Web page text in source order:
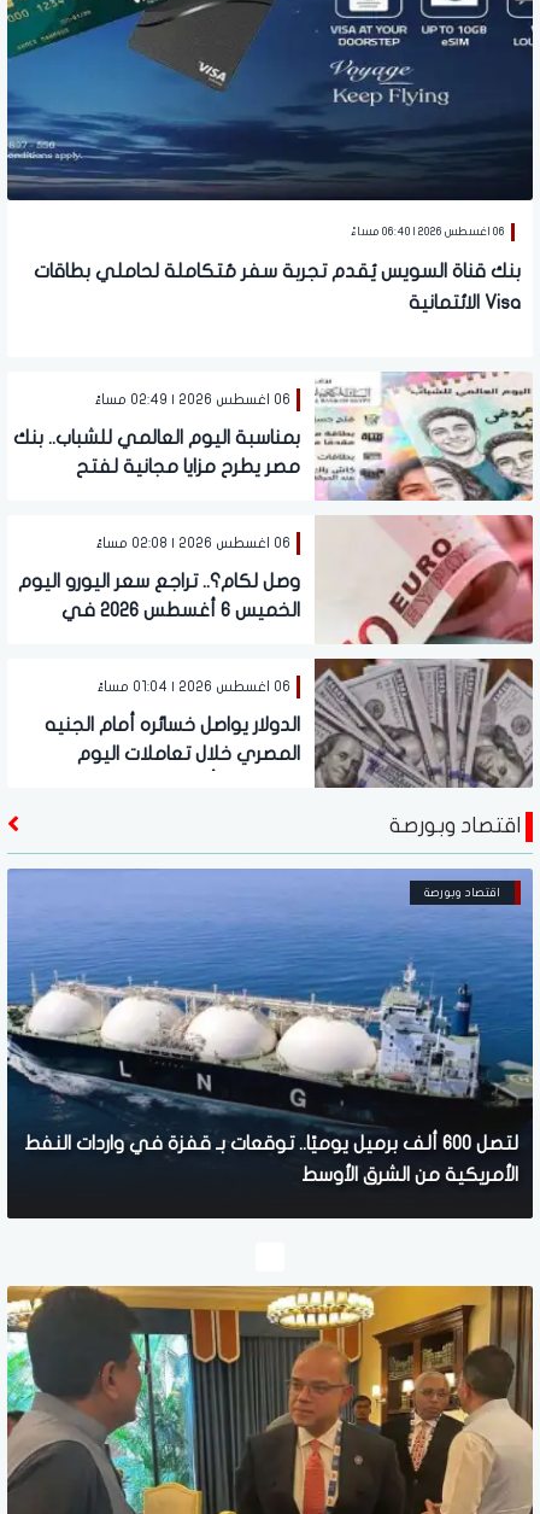
06 اغسطس 2026 | 06:40 مساءً
بنك قناة السويس يُقدم تجربة سفر مُتكاملة لحاملي بطاقات
Visa الائتمانية
06 اغسطس 2026 | 02:49 مساءً
بمناسبة اليوم العالمي للشباب.. بنك
مصر يطرح مزايا مجانية لفتح
06 اغسطس 2026 | 02:08 مساءً
وصل لكام؟.. تراجع سعر اليورو اليوم
الخميس 6 أغسطس 2026 في
06 اغسطس 2026 | 01:04 مساءً
الدولار يواصل خسائره أمام الجنيه
المصري خلال تعاملات اليوم
اقتصاد وبورصة
اقتصاد وبورصة
لتصل 600 ألف برميل يوميًا.. توقعات بـ قفزة في واردات النفط
الأمريكية من الشرق الأوسط